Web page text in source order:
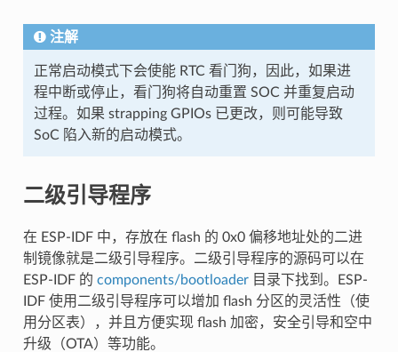
注解
正常启动模式下会使能 RTC 看门狗，因此，如果进
程中断或停止，看门狗将自动重置 SOC 并重复启动
过程。如果 strapping GPIOs 已更改，则可能导致
SoC 陷入新的启动模式。
二级引导程序
在 ESP-IDF 中，存放在 flash 的 0x0 偏移地址处的二进
制镜像就是二级引导程序。二级引导程序的源码可以在
ESP-IDF 的 components/bootloader目录下找到。ESP-
IDF 使用二级引导程序可以增加 flash 分区的灵活性（使
用分区表），并且方便实现 flash 加密，安全引导和空中
升级（OTA）等功能。